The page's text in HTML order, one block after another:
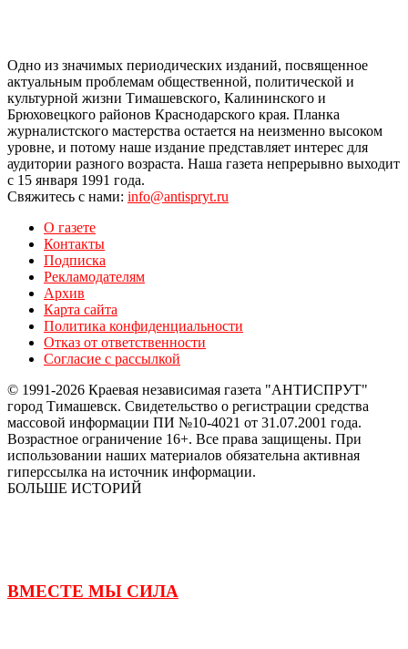
Одно из значимых периодических изданий, посвященное
актуальным проблемам общественной, политической и
культурной жизни Тимашевского, Калининского и
Брюховецкого районов Краснодарского края. Планка
журналистского мастерства остается на неизменно высоком
уровне, и потому наше издание представляет интерес для
аудитории разного возраста. Наша газета непрерывно выходит
с 15 января 1991 года.
Свяжитесь с нами: info@antispryt.ru
О газете
Контакты
Подписка
Рекламодателям
Архив
Карта сайта
Политика конфиденциальности
Отказ от ответственности
Согласие с рассылкой
© 1991-2026 Краевая независимая газета "АНТИСПРУТ"
город Тимашевск. Свидетельство о регистрации средства
массовой информации ПИ №10-4021 от 31.07.2001 года.
Возрастное ограничение 16+. Все права защищены. При
использовании наших материалов обязательна активная
гиперссылка на источник информации.
БОЛЬШЕ ИСТОРИЙ
ВМЕСТЕ МЫ СИЛА